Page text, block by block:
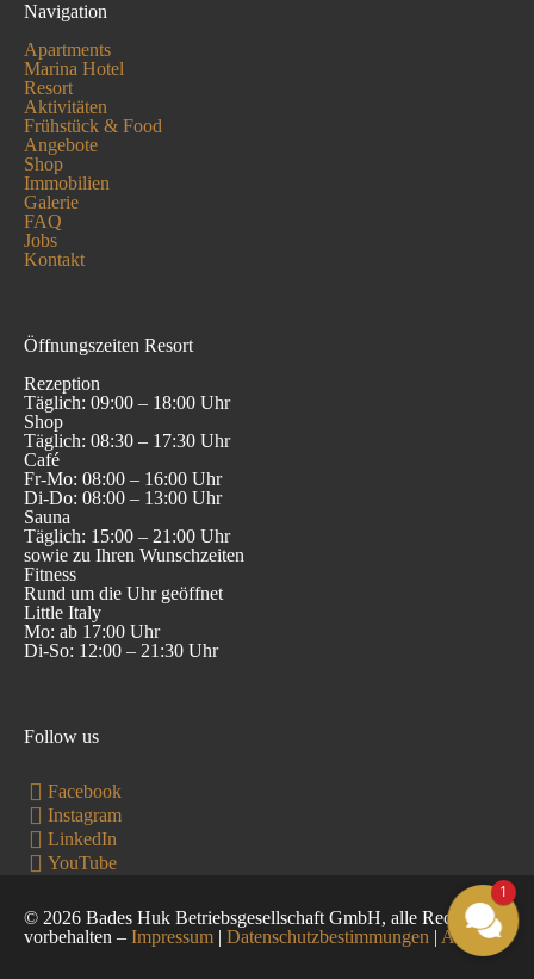
Navigation
Apartments
Marina Hotel
Resort
Aktivitäten
Frühstück & Food
Angebote
Shop
Immobilien
Galerie
FAQ
Jobs
Kontakt
Öffnungszeiten Resort
Rezeption
Täglich: 09:00 – 18:00 Uhr
Shop
Täglich: 08:30 – 17:30 Uhr
Café
Fr-Mo: 08:00 – 16:00 Uhr
Di-Do: 08:00 – 13:00 Uhr
Sauna
Täglich: 15:00 – 21:00 Uhr
sowie zu Ihren Wunschzeiten
Fitness
Rund um die Uhr geöffnet
Little Italy
Mo: ab 17:00 Uhr
Di-So: 12:00 – 21:30 Uhr
Follow us
Facebook
Instagram
LinkedIn
YouTube
© 2026 Bades Huk Betriebsgesellschaft GmbH, alle Rechte
vorbehalten – Impressum | Datenschutzbestimmungen | AGB
1